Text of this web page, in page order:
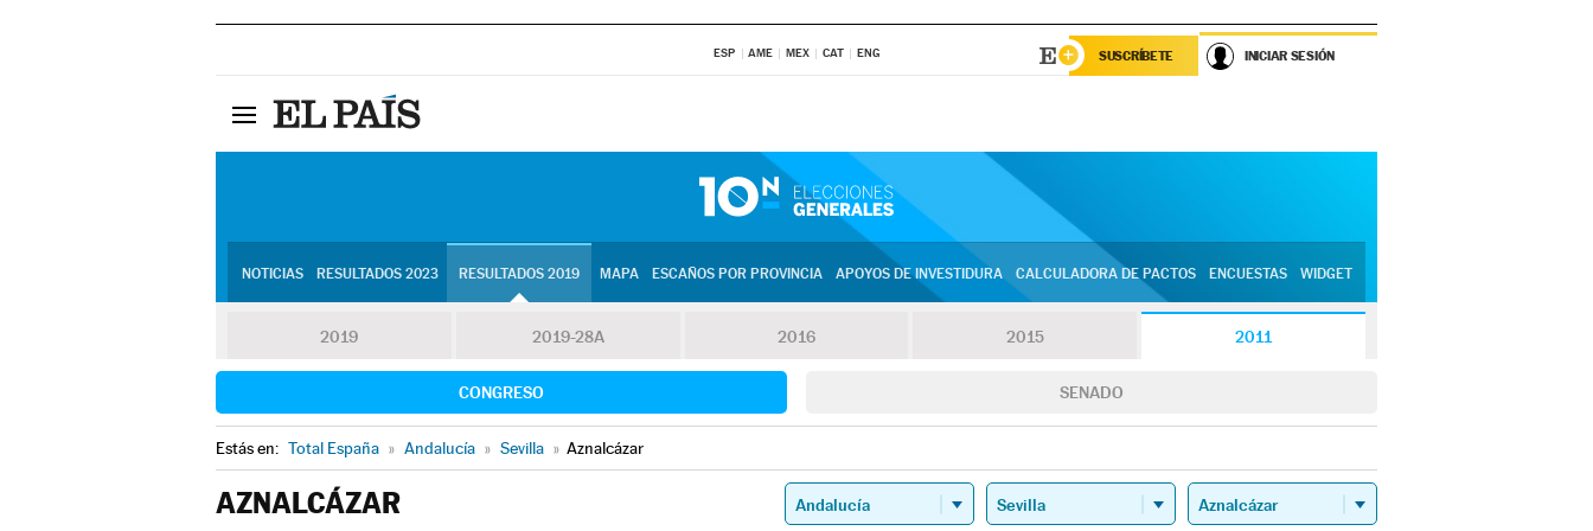
ESP AME MEX CAT ENG SUSCRÍBETE INICIAR SESIÓN
NOTICIAS RESULTADOS 2023 RESULTADOS 2019 MAPA ESCAÑOS POR PROVINCIA APOYOS DE INVESTIDURA CALCULADORA DE PACTOS ENCUESTAS WIDGET
2019 2019-28A 2016 2015 2011
CONGRESO SENADO
Estás en: Total España » Andalucía » Sevilla » Aznalcázar
AZNALCÁZAR